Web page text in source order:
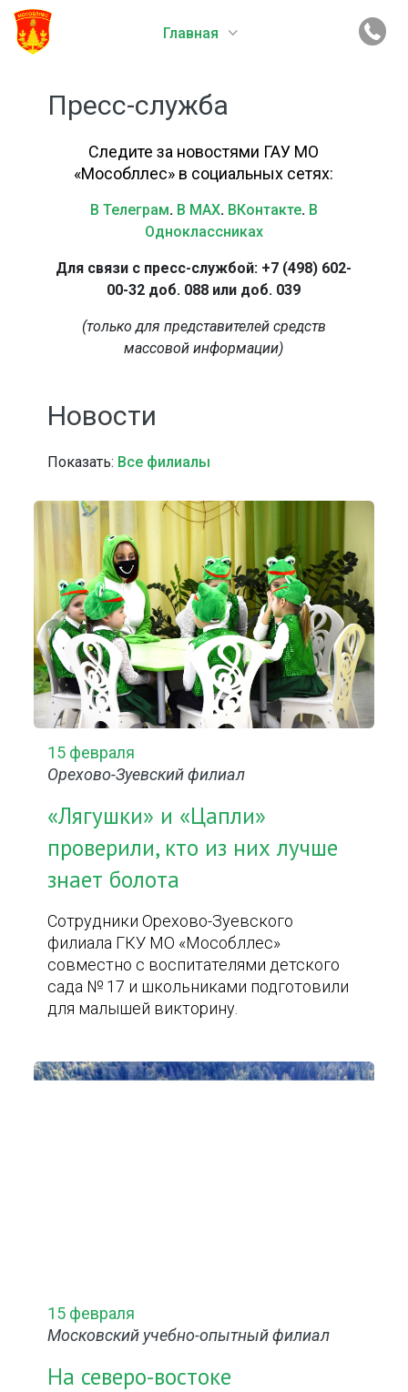
Главная
Пресс-служба
Следите за новостями ГАУ МО
«Мособллес» в социальных сетях:
В Телеграм. В MAX. ВКонтакте. В
Одноклассниках
Для связи с пресс-службой: +7 (498) 602-
00-32 доб. 088 или доб. 039
(только для представителей средств
массовой информации)
Новости
Показать: Все филиалы
15 февраля
Орехово-Зуевский филиал
«Лягушки» и «Цапли»
проверили, кто из них лучше
знает болота
Сотрудники Орехово-Зуевского
филиала ГКУ МО «Мособллес»
совместно с воспитателями детского
сада № 17 и школьниками подготовили
для малышей викторину.
15 февраля
Московский учебно-опытный филиал
На северо-востоке